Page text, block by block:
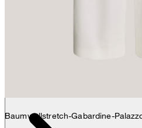
Baumwollstretch-Gabardine-